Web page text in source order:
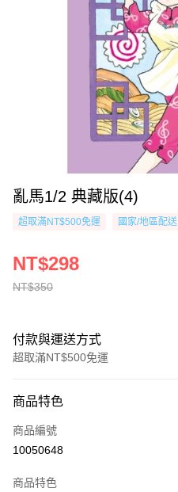
亂馬1/2 典藏版(4)
超取滿NT$500免運 國家/地區配送
NT$350
NT$298
付款與運送方式
超取滿NT$500免運
信用卡一次付款
超商取貨付款
相關說明
商品特色
商品編號
10050648
商品特色